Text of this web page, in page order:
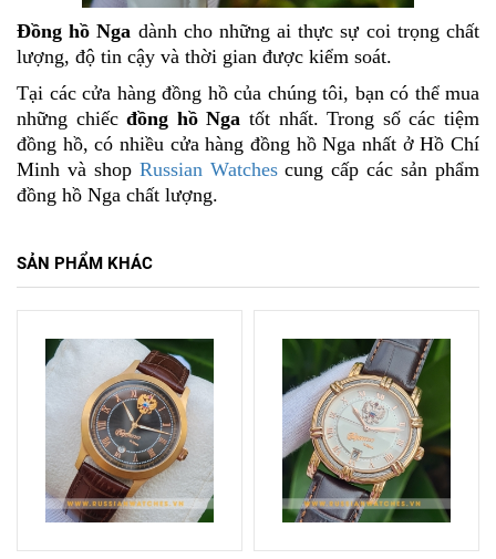
Đồng hồ Nga dành cho những ai thực sự coi trọng chất
lượng, độ tin cậy và thời gian được kiểm soát.
Tại các cửa hàng đồng hồ của chúng tôi, bạn có thể mua
những chiếcđồng hồ Nga tốt nhất. Trong số các tiệm
đồng hồ, có nhiều cửa hàng đồng hồ Nga nhất ở Hồ Chí
Minh và shop Russian Watchescung cấp các sản phẩm
đồng hồ Nga chất lượng.
SẢN PHẨM KHÁC